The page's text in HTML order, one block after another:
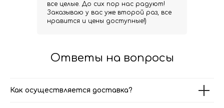
все целые. До сих пор нас радуют!
Заказываю у вас уже второй раз, все
нравится и цены доступные!)
Ответы на вопросы
Как осуществляется доставка?